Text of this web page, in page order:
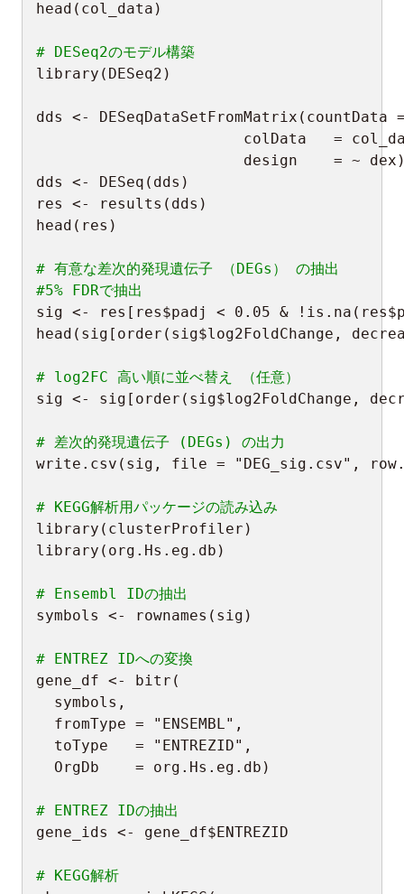
head ( col_data )
# DESeq2のモデル構築
library ( DESeq2 )
dds <- DESeqDataSetFromMatrix ( countData
                       colData
=
                       design
= ~ dex
dds <- DESeq ( dds )
res <- results ( dds )
head ( res )
# 有意な差次的発現遺伝子 （DEGs） の抽出
#5% FDRで抽出
sig <- res [ res$padj < 0.05 & ! is.na ( res$
head ( sig [ order ( sig$log2FoldChange ,
# log2FC 高い順に並べ替え （任意）
sig <- sig [ order ( sig$log2FoldChange ,
# 差次的発現遺伝子 (DEGs) の出力
write.csv ( sig , file = "DEG_sig.csv" ,
# KEGG解析用パッケージの読み込み
library ( clusterProfiler )
library ( org.Hs.eg.db )
# Ensembl IDの抽出
symbols <- rownames ( sig )
# ENTREZ IDへの変換
gene_df <- bitr (
  symbols
,
  fromType
= "ENSEMBL" ,
  toType
= "ENTREZID" ,
  OrgDb
= org.Hs.eg.db )
# ENTREZ IDの抽出
gene_ids <- gene_df$ ENTREZID
# KEGG解析